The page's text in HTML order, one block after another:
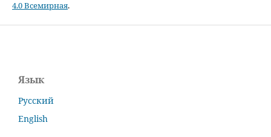
4.0 Всемирная.
Язык
Русский
English